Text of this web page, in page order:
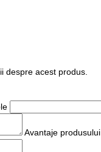
despre acest produs.
Avantaje produsului